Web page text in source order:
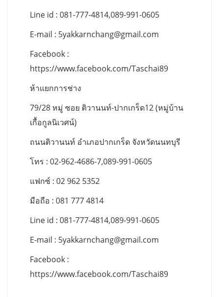
Line id : 081-777-4814,089-991-0605
E-mail : 5yakkarnchang@gmail.com
Facebook :
https://www.facebook.com/Taschai89
ห้าแยกการช่าง
79/28 หมู่ ซอย ติวานนท์-ปากเกร็ด12 (หมู่บ้าน
เกื้อกูลนิเวศน์)
ถนนติวานนท์ อำเภอปากเกร็ด จังหวัดนนทบุรี
โทร : 02-962-4686-7,089-991-0605
แฟกซ์ : 02 962 5352
มือถือ : 081 777 4814
Line id : 081-777-4814,089-991-0605
E-mail : 5yakkarnchang@gmail.com
Facebook :
https://www.facebook.com/Taschai89